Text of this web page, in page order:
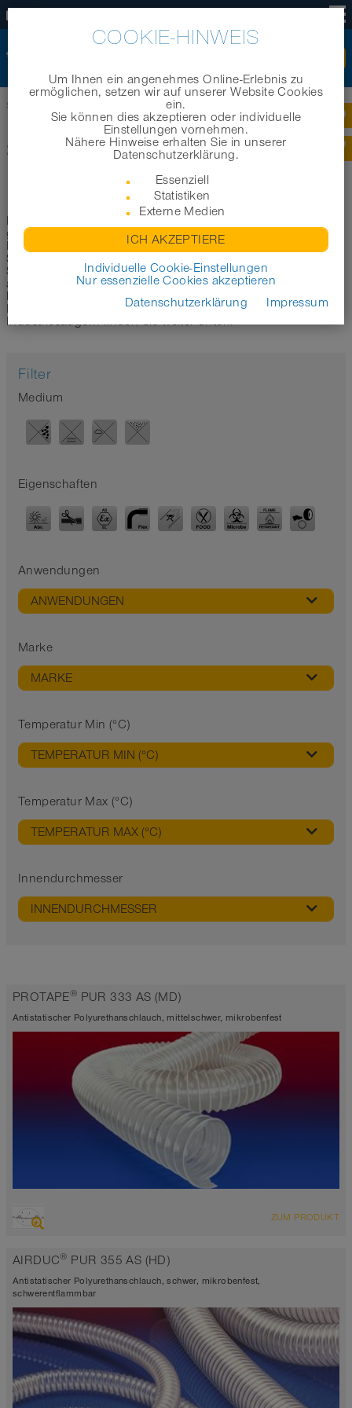
Startseite Branchenbereiche |
SCHLÄUCHE FÜR
INDUSTRIESAUGER
In diesem Bereich möchten wir Sie bei der Auswahl des
geeigneten Schlauchs für Industriesauger unterstützen. Im
Folgenden haben wir eine erste Auswahl der geeignetsten
Schläuche für den Einsatz in Industriesaugern aus unserem
Schlauchsortiment für Sie zusammengestellt. Die hier
aufgeführten Produkte sind je nach Typ antistatisch (AS)
bzw. elektrisch leitfähigen (EC) erhältlich. Weitere wichtige
Informationen zum Einsatz von Schläuchen für
Industriesaugern finden Sie weiter unten.
Filter
Medium
Eigenschaften
Anwendungen
ANWENDUNGEN
Marke
MARKE
Temperatur Min (°C)
TEMPERATUR MIN (°C)
Temperatur Max (°C)
TEMPERATUR MAX (°C)
Innendurchmesser
INNENDURCHMESSER
PROTAPE® PUR 333 AS (MD)
Antistatischer Polyurethanschlauch, mittelschwer, mikrobenfest
hoch abriebfester Saugschlauch + Druckschlauch,
antistatisch ca. 10⁹ Ω
Wandstärke 0,9mm
-40°C bis 90°C (125°C)
ZUM PRODUKT
AIRDUC® PUR 355 AS (HD)
Antistatischer Polyurethanschlauch, schwer, mikrobenfest,
schwerentflammbar
COOKIE-HINWEIS
Um Ihnen ein angenehmes Online-Erlebnis zu
ermöglichen, setzen wir auf unserer Website Cookies
ein.
Sie können dies akzeptieren oder individuelle
Einstellungen vornehmen.
Nähere Hinweise erhalten Sie in unserer
Datenschutzerklärung.
Essenziell
Statistiken
Externe Medien
ICH AKZEPTIERE
Individuelle Cookie-Einstellungen
Nur essenzielle Cookies akzeptieren
Datenschutzerklärung
Impressum